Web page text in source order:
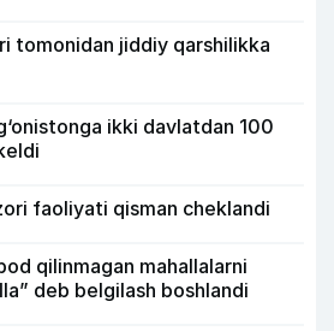
tomonidan jiddiy qarshilikka
ikki davlatdan 100
faoliyati qisman cheklandi
qilinmagan mahallalarni
deb belgilash boshlandi